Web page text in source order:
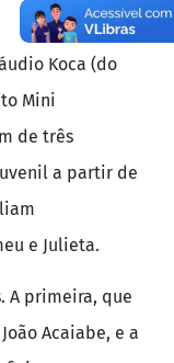
Koca (do
Mini
de três
a partir de
e Julieta.
A primeira, que
Acaiabe, e a